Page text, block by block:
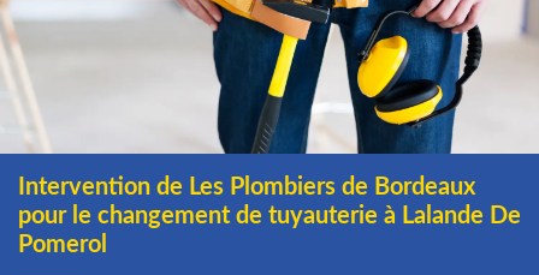
Intervention de Les Plombiers de Bordeaux
pour le changement de tuyauterie à Lalande De
Pomerol